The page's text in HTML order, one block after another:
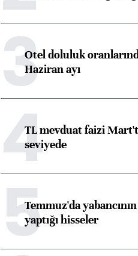
3Otel doluluk
Haziran ayı
4TL mevduat faizi
seviyede
5Temmuz'da
yaptığı hisseler